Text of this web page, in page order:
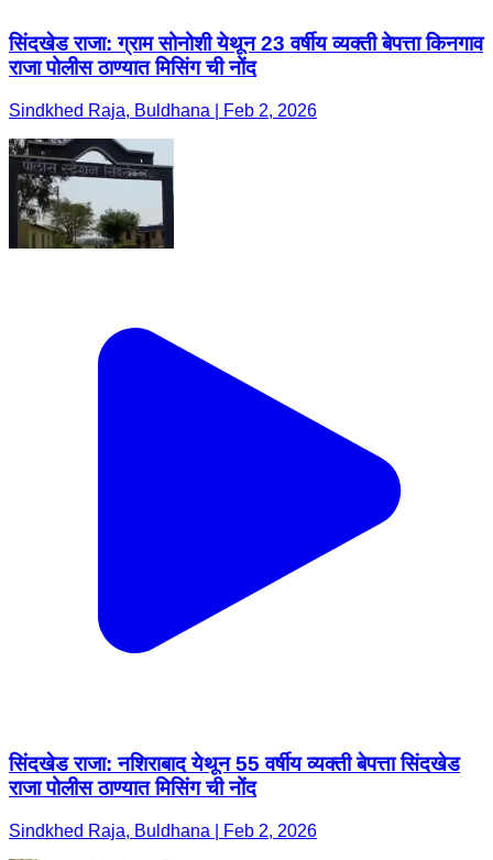
सिंदखेड राजा: ग्राम सोनोशी येथून 23 वर्षीय व्यक्ती बेपत्ता किनगाव
राजा पोलीस ठाण्यात मिसिंग ची नोंद
Sindkhed Raja, Buldhana | Feb 2, 2026
सिंदखेड राजा: नशिराबाद येथून 55 वर्षीय व्यक्ती बेपत्ता सिंदखेड
राजा पोलीस ठाण्यात मिसिंग ची नोंद
Sindkhed Raja, Buldhana | Feb 2, 2026